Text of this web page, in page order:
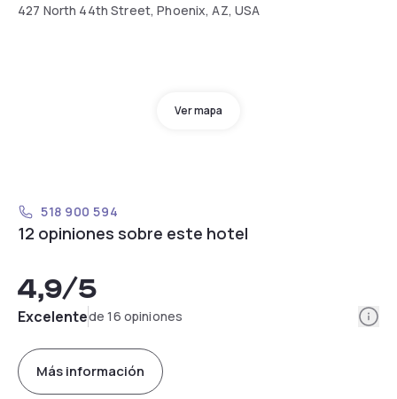
427 North 44th Street, Phoenix, AZ, USA
Ver mapa
518 900 594
12 opiniones sobre este hotel
4,9/5
Excelentede 16 opiniones
Más información